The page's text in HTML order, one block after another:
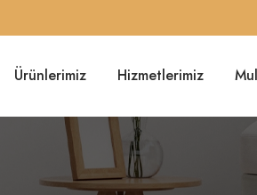
Ürünlerimiz Hizmetlerimiz